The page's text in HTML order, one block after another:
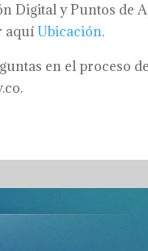
Digital y Puntos de
aquíUbicación.
en el proceso